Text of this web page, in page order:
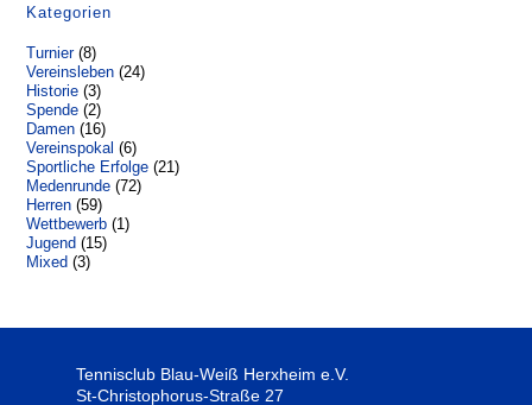
Kategorien
Turnier (8)
Vereinsleben (24)
Historie (3)
Spende (2)
Damen (16)
Vereinspokal (6)
Sportliche Erfolge (21)
Medenrunde (72)
Herren (59)
Wettbewerb (1)
Jugend (15)
Mixed (3)
Tennisclub Blau-Weiß Herxheim e.V.
St-Christophorus-Straße 27